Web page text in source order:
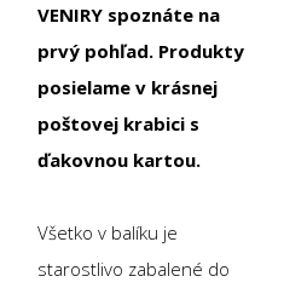
VENIRY spoznáte na
prvý pohľad. Produkty
posielame v krásnej
poštovej krabici s
ďakovnou kartou.
Všetko v balíku je
starostlivo zabalené do